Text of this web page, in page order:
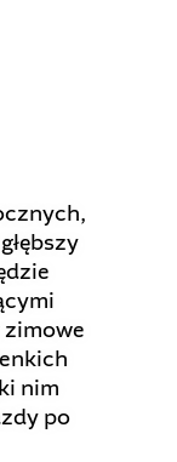
nim
po